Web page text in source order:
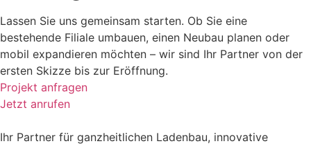
Lassen Sie uns gemeinsam starten. Ob Sie eine
bestehende Filiale umbauen, einen Neubau planen oder
mobil expandieren möchten – wir sind Ihr Partner von der
ersten Skizze bis zur Eröffnung.
Projekt anfragen
Jetzt anrufen
Ihr Partner für ganzheitlichen Ladenbau, innovative